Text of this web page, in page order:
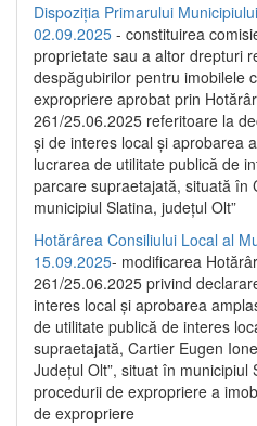
Dispoziția Primarului
02.09.2025 - constituirea
proprietate sau a altor drepturi
despăgubirilor pentru imobilele
expropriere aprobat prin
261/25.06.2025 referitoare la
și de interes local și aprobarea
lucrarea de utilitate publică de
parcare supraetajată, situată în
municipiul Slatina, județul Olt”
Hotărârea Consiliului Local al
15.09.2025- modificarea
261/25.06.2025 privind
interes local și aprobarea
de utilitate publică de interes
supraetajată, Cartier Eugen
Județul Olt”, situat în municipiul
procedurii de expropriere a
de expropriere